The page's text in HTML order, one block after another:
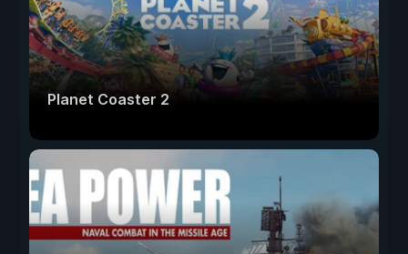
Planet Coaster 2